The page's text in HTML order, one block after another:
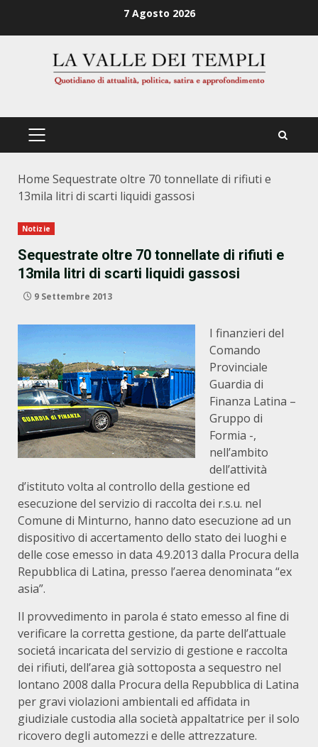
7 Agosto 2026
PRIMÄRES
Home Sequestrate oltre 70 tonnellate di rifiuti e
13mila litri di scarti liquidi gassosi
Notizie
Sequestrate oltre 70 tonnellate di rifiuti e
13mila litri di scarti liquidi gassosi
9 Settembre 2013
I finanzieri del
Comando
Provinciale
Guardia di
Finanza Latina –
Gruppo di
Formia -,
nell’ambito
dell’attività
d’istituto volta al controllo della gestione ed
esecuzione del servizio di raccolta dei r.s.u. nel
Comune di Minturno, hanno dato esecuzione ad un
dispositivo di accertamento dello stato dei luoghi e
delle cose emesso in data 4.9.2013 dalla Procura della
Repubblica di Latina, presso l’aerea denominata “ex
asia”.
Il provvedimento in parola é stato emesso al fine di
verificare la corretta gestione, da parte dell’attuale
societá incaricata del servizio di gestione e raccolta
dei rifiuti, dell’area già sottoposta a sequestro nel
lontano 2008 dalla Procura della Repubblica di Latina
per gravi violazioni ambientali ed affidata in
giudiziale custodia alla società appaltatrice per il solo
ricovero degli automezzi e delle attrezzature.